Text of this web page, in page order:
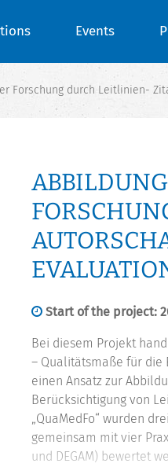
Events
Forschung durch Leitlinien-
Start of the project:
Bei diesem Projekt
– Qualitätsmaße für die
einen Ansatz zur
Berücksichtigung von
„QuaMedFo“ wurden
gemeinsam mit vier
und DEGAM) bewertet